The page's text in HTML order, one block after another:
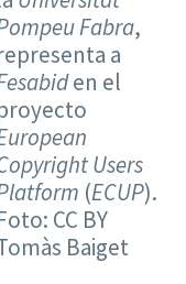
Fabra,
a
en el
Users
(ECUP).
CC BY
Baiget